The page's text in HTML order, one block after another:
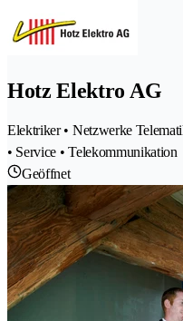
Hotz Elektro AG
Elektriker • Netzwerke
• Service • Telekommunikation
Geöffnet